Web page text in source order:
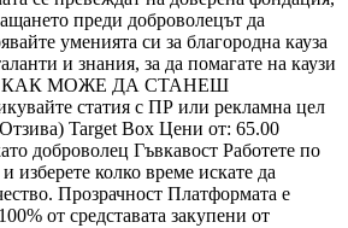
преди доброволецът да
уменията си за благородна кауза
и знания, за да помагате на каузи
КАК МОЖЕ ДА СТАНЕШ
статия с ПР или рекламна цел
Target Box Цени от: 65.00
доброволец Гъвкавост Работете по
изберете колко време искате да
Прозрачност Платформата е
от средставата закупени от